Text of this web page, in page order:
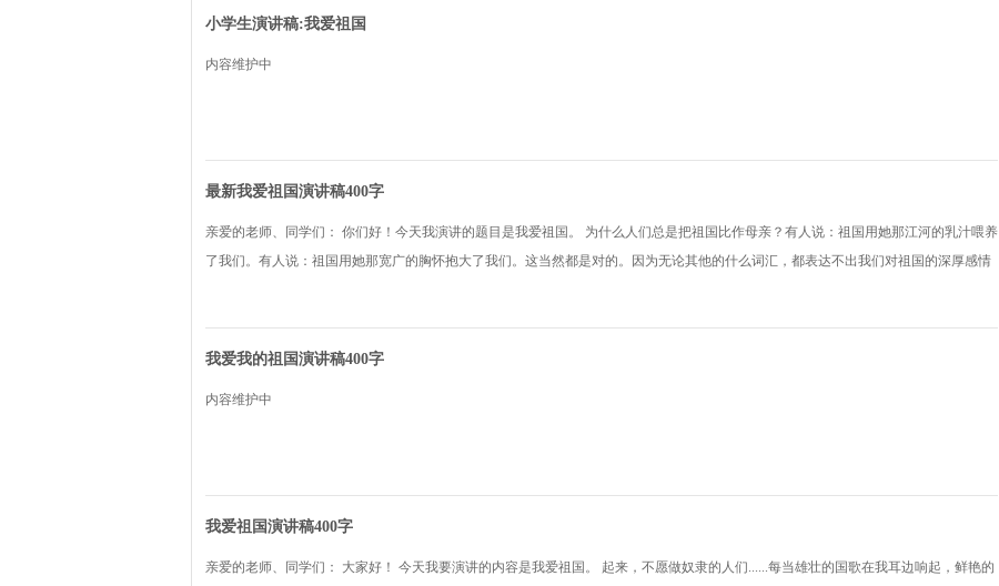
小学生演讲稿:我爱祖国
内容维护中
最新我爱祖国演讲稿400字
亲爱的老师、同学们： 你们好！今天我演讲的题目是我爱祖国。 为什么人们总是把祖国比作母亲？有人说：祖国用她那江河的乳汁喂养
了我们。有人说：祖国用她那宽广的胸怀抱大了我们。这当然都是对的。因为无论其他的什么词汇，都表达不出我们对祖国的深厚感情
我爱我的祖国演讲稿400字
内容维护中
我爱祖国演讲稿400字
亲爱的老师、同学们： 大家好！ 今天我要演讲的内容是我爱祖国。 起来，不愿做奴隶的人们......每当雄壮的国歌在我耳边响起，鲜艳的